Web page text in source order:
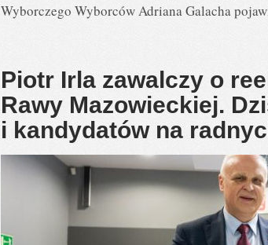
Wyborczego Wyborców Adriana Galacha
Piotr Irla zawalczy o
Rawy Mazowieckiej.
i kandydatów na